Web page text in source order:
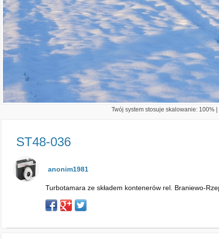
Twój system stosuje skalowanie: 100%
ST48-036
anonim1981
Turbotamara ze składem kontenerów rel. Braniewo-